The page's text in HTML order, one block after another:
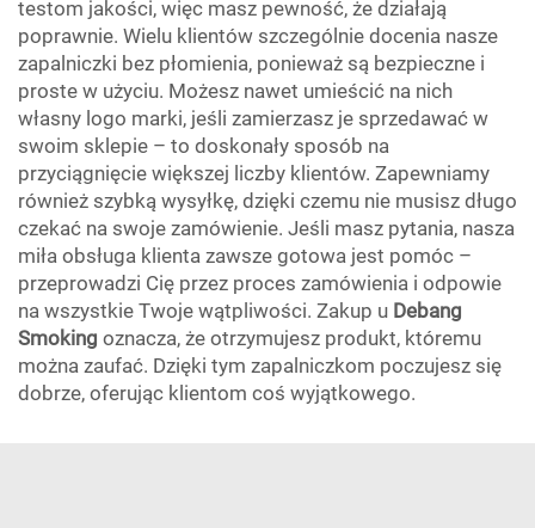
testom jakości, więc masz pewność, że działają
poprawnie. Wielu klientów szczególnie docenia nasze
zapalniczki bez płomienia, ponieważ są bezpieczne i
proste w użyciu. Możesz nawet umieścić na nich
własny logo marki, jeśli zamierzasz je sprzedawać w
swoim sklepie – to doskonały sposób na
przyciągnięcie większej liczby klientów. Zapewniamy
również szybką wysyłkę, dzięki czemu nie musisz długo
czekać na swoje zamówienie. Jeśli masz pytania, nasza
miła obsługa klienta zawsze gotowa jest pomóc –
przeprowadzi Cię przez proces zamówienia i odpowie
na wszystkie Twoje wątpliwości. Zakup u Debang
Smoking oznacza, że otrzymujesz produkt, któremu
można zaufać. Dzięki tym zapalniczkom poczujesz się
dobrze, oferując klientom coś wyjątkowego.